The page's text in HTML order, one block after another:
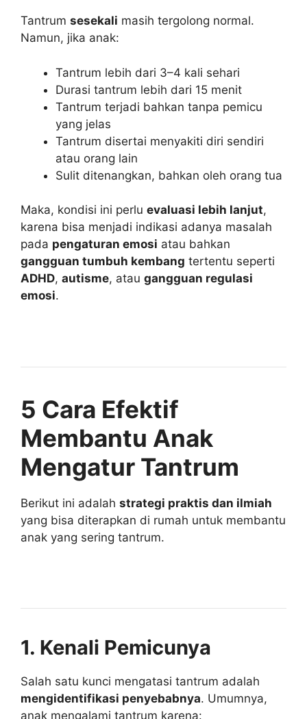
Tantrum sesekali masih tergolong normal.
Namun, jika anak:
Tantrum lebih dari 3–4 kali sehari
Durasi tantrum lebih dari 15 menit
Tantrum terjadi bahkan tanpa pemicu
yang jelas
Tantrum disertai menyakiti diri sendiri
atau orang lain
Sulit ditenangkan, bahkan oleh orang tua
Maka, kondisi ini perlu evaluasi lebih lanjut,
karena bisa menjadi indikasi adanya masalah
pada pengaturan emosi atau bahkan
gangguan tumbuh kembang tertentu seperti
ADHD, autisme, atau gangguan regulasi
emosi.
5 Cara Efektif
Membantu Anak
Mengatur Tantrum
Berikut ini adalah strategi praktis dan ilmiah
yang bisa diterapkan di rumah untuk membantu
anak yang sering tantrum.
1. Kenali Pemicunya
Salah satu kunci mengatasi tantrum adalah
mengidentifikasi penyebabnya. Umumnya,
anak mengalami tantrum karena: